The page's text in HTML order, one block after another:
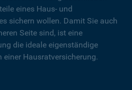
eines Haus- und
sichern wollen. Damit Sie auch
Seite sind, ist eine
die ideale eigenständige
einer Hausratversicherung.